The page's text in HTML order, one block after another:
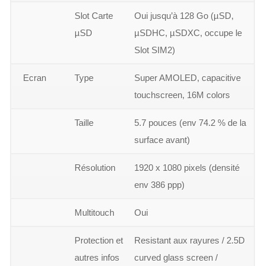
Slot Carte
µSD
Oui jusqu’à 128 Go (µSD,
µSDHC, µSDXC, occupe le
Slot SIM2)
Ecran Type
Super AMOLED, capacitive
touchscreen, 16M colors
Taille
5.7 pouces (env 74.2 % de la
surface avant)
Résolution
1920 x 1080 pixels (densité
env 386 ppp)
Multitouch Oui
Protection et
autres infos
Resistant aux rayures / 2.5D
curved glass screen /